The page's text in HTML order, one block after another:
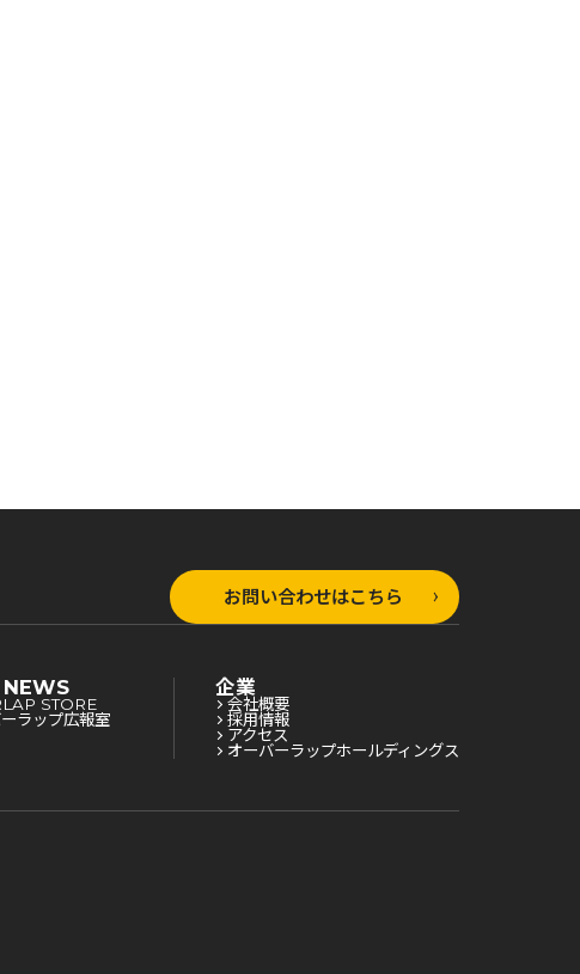
お問い合わせはこちら
NEWS
STORE
ラップ広報室
企業
会社概要
採用情報
アクセス
オーバーラップホールディングス